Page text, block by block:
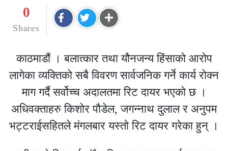
0
Shares
काठमाडौं । बलात्कार तथा यौनजन्य हिंसाको आरोप
लागेका व्यक्तिको सबै विवरण सार्वजनिक गर्ने कार्य रोक्न
माग गर्दै सर्वोच्च अदालतमा रिट दायर भएको छ ।
अधिवक्ताहरु किशोर पौडेल, जगन्नाथ दुलाल र अनुपम
भट्टराईसहितले मंगलबार यस्तो रिट दायर गरेका हुन् ।